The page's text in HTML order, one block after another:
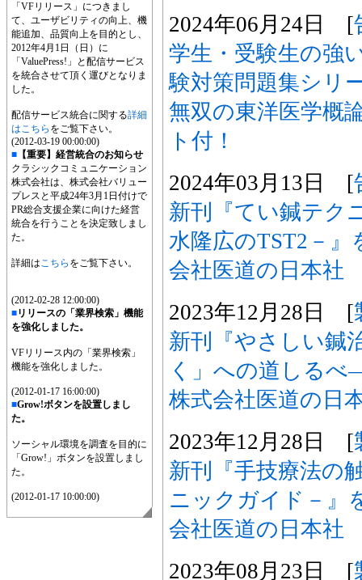
「VFリリース」につきまし
て、ユーザビリティの向上、機
能追加、品質向上を目的とし、
2012年4月1日（日）に
「ValuePress!」と配信サービス
を統合させて頂く運びとなりま
した。
配信サービス統合に関する詳細
はこちら をご覧下さい。
(2012-03-19 00:00:00)
■ 【重要】経営統合のお知らせ
クラシックコミュニケーション
株式会社は、株式会社バリュー
プレスと平成24年3月1日付けで
PR総合支援企業に向けた経営
統合を行うことを決定致しまし
た。
詳細はこちら をご覧下さい。
(2012-02-28 12:00:00)
■リリースの「業界検索」機能
を強化しました。
VFリリース内の「業界検索」
機能を強化しました。
(2012-01-17 16:00:00)
■Grow!ボタンを設置しまし
た。
ソーシャル環境を調査を目的に
「Grow!」ボタンを設置しまし
た。
(2012-01-17 10:00:00)
2024年06月24日 [
学生・受験生の強
験対策問題集シリ
無双の東洋医学概
ト付！
2024年03月13日 [
新刊『てい鍼テ
水隆広のTST2－
会社医道の日本社
2023年12月28日 [
新刊『やさしい鍼
く」への道しる
株式会社医道の日
2023年12月28日 [
新刊『手技療法の
ニックガイド－』
会社医道の日本社
2023年08月23日 [